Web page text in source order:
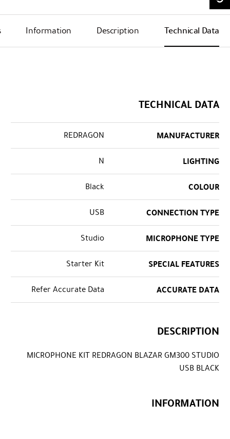
Technical Data
Description
Information
TECHNICAL DATA
MANUFACTURER
REDRAGON
LIGHTING
N
COLOUR
Black
CONNECTION TYPE
USB
MICROPHONE TYPE
Studio
SPECIAL FEATURES
Starter Kit
ACCURATE DATA
Refer Accurate Data
DESCRIPTION
MICROPHONE KIT REDRAGON BLAZAR GM300 STUDIO
USB BLACK
INFORMATION